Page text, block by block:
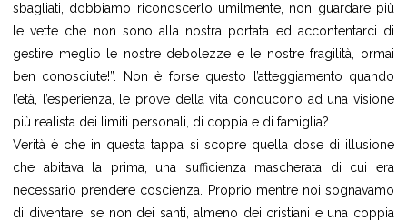
sbagliati, dobbiamo riconoscerlo umilmente, non guardare più
le vette che non sono alla nostra portata ed accontentarci di
gestire meglio le nostre debolezze e le nostre fragilità, ormai
ben conosciute!”. Non è forse questo l’atteggiamento quando
l’età, l’esperienza, le prove della vita conducono ad una visione
più realista dei limiti personali, di coppia e di famiglia?
Verità è che in questa tappa si scopre quella dose di illusione
che abitava la prima, una sufficienza mascherata di cui era
necessario prendere coscienza. Proprio mentre noi sognavamo
di diventare, se non dei santi, almeno dei cristiani e una coppia